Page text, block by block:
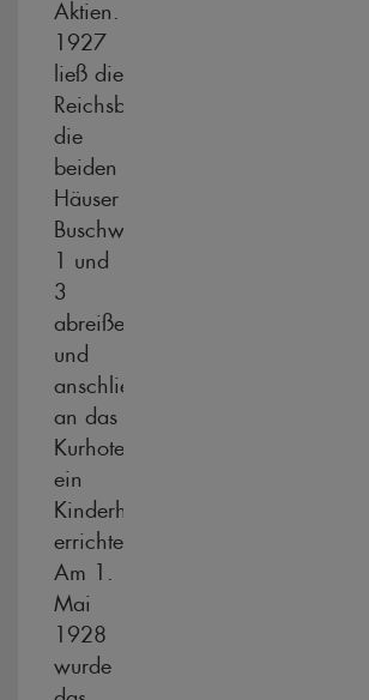
Aktien.
1927
ließ die
Reichsbahn
die
beiden
Häuser
Buschweg
1 und
3
abreißen
und
anschließend
an das
Kurhotel
ein
Kinderheim
errichten.
Am 1.
Mai
1928
wurde
das